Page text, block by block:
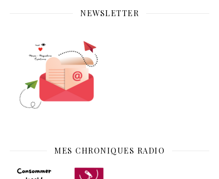
NEWSLETTER
MES CHRONIQUES RADIO